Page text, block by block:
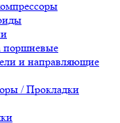
поршневые
и направляющие
/ Прокладки